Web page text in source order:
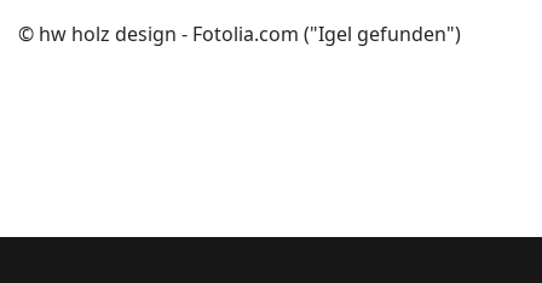
© hw holz design - Fotolia.com ("Igel gefunden")